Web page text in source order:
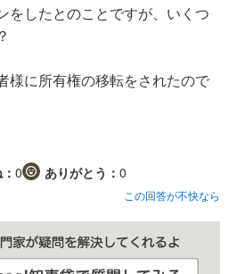
をしたとのことですが、いくつ
様に所有権の移転をされたので
0 ありがとう： 0
この回答が不快なら